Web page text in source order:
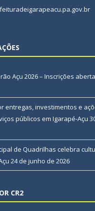
Açu 2026 – Inscrições
entregas, investimentos e
públicos em Igarapé-Açu
de Quadrilhas celebra
24 de junho de 2026
CR2